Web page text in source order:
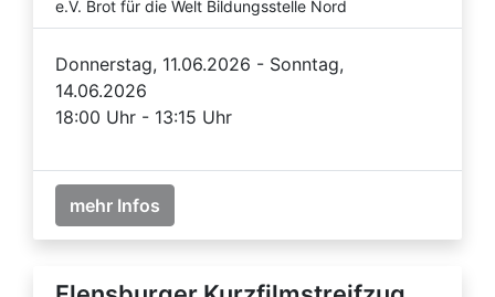
e.V. Brot für die Welt Bildungsstelle Nord
Donnerstag, 11.06.2026 - Sonntag,
14.06.2026
18:00 Uhr - 13:15 Uhr
mehr Infos